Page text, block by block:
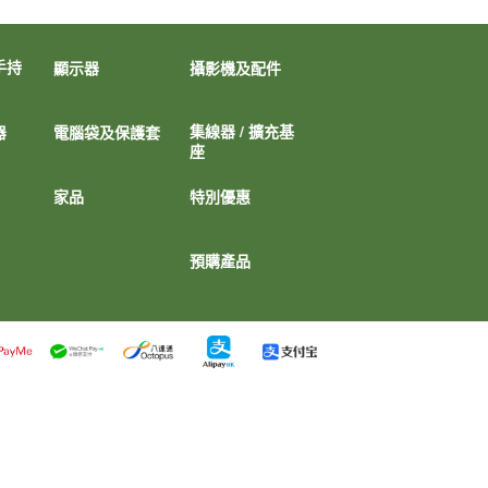
持 顯示器 攝影機及配件
電腦袋及保護套
集線器 / 擴充基
座
家品 特別優惠
預購產品